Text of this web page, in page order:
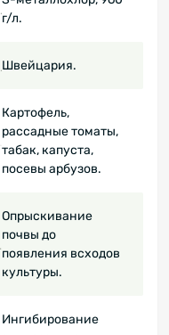
г/л.
Швейцария.
Картофель,
рассадные томаты,
табак, капуста,
посевы арбузов.
Опрыскивание
почвы до
появления всходов
культуры.
Ингибирование